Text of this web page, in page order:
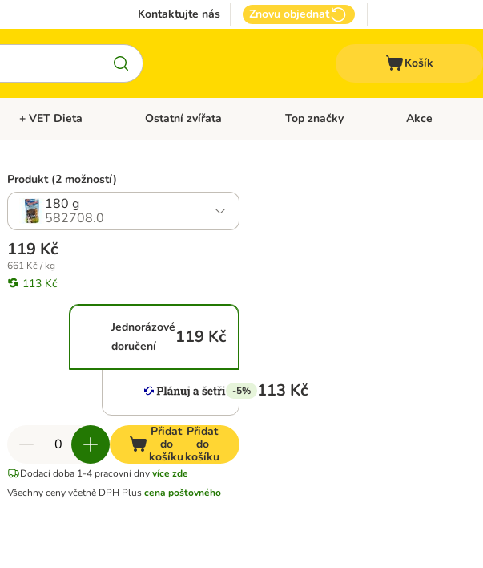
Kontaktujte nás Znovu objednat
Košík
Otevřít menu: Doplňky pro psy
+ VET Dieta Otevřít menu: + VET Dieta
Ostatní zvířata Otevřít menu: Ostatní zvířata
Top značky Otevřít menu:
Akce
Produkt (2 možností)
180 g
582708.0
119 Kč
661 Kč / kg
113 Kč
Jednorázové
doručení
119 Kč
-5% 113 Kč
Přidat
do
košíku
Přidat
do
košíku
Dodací doba 1-4 pracovní dny více zde
Všechny ceny včetně DPH Pluscena poštovného